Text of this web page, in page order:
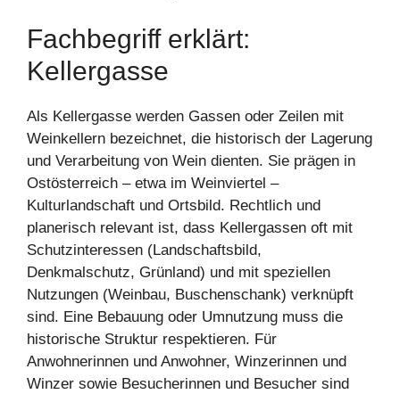
Fachbegriff erklärt:
Kellergasse
Als Kellergasse werden Gassen oder Zeilen mit
Weinkellern bezeichnet, die historisch der Lagerung
und Verarbeitung von Wein dienten. Sie prägen in
Ostösterreich – etwa im Weinviertel –
Kulturlandschaft und Ortsbild. Rechtlich und
planerisch relevant ist, dass Kellergassen oft mit
Schutzinteressen (Landschaftsbild,
Denkmalschutz, Grünland) und mit speziellen
Nutzungen (Weinbau, Buschenschank) verknüpft
sind. Eine Bebauung oder Umnutzung muss die
historische Struktur respektieren. Für
Anwohnerinnen und Anwohner, Winzerinnen und
Winzer sowie Besucherinnen und Besucher sind